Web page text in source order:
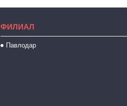
ФИЛИАЛ
Павлодар